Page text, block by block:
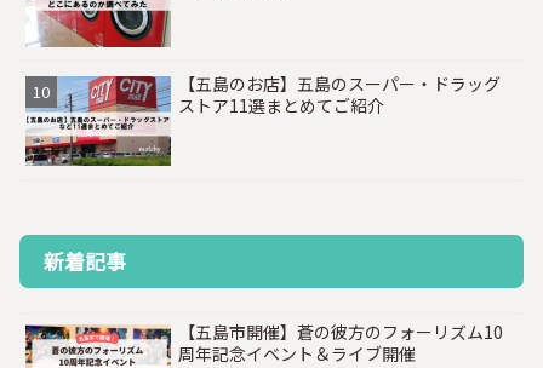
【五島のお店】五島のスーパー・ドラッグ
ストア11選まとめてご紹介
新着記事
【五島市開催】蒼の彼方のフォーリズム10
周年記念イベント＆ライブ開催